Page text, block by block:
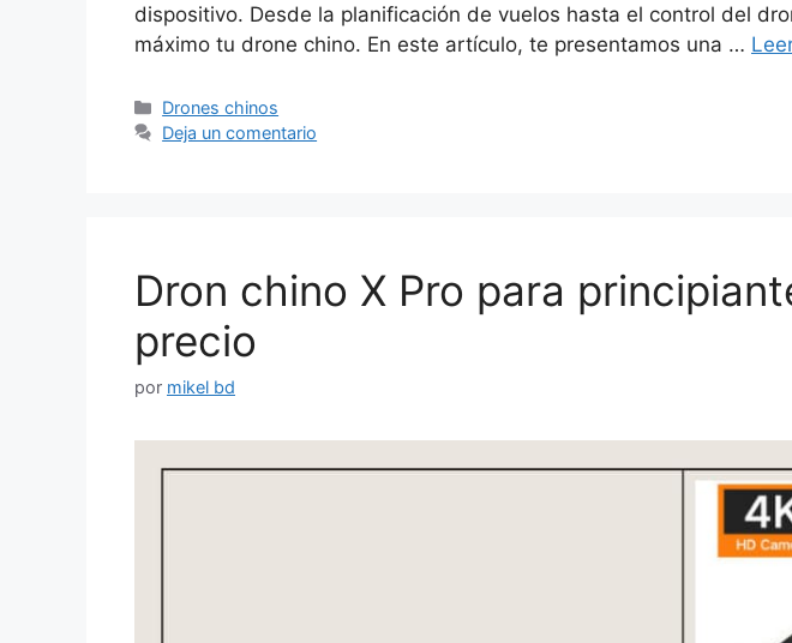
dispositivo. Desde la planificación de vuelos hasta el control del
máximo tu drone chino. En este artículo, te presentamos una …
Categorías
Drones chinos
Deja un comentario
Dron chino X Pro para
precio
por mikel bd